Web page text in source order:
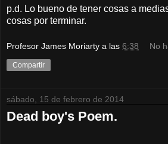
p.d. Lo bueno de tener cosas a
cosas por terminar.
Profesor James Moriarty a las 6:38 No
Compartir
sábado, 15 de febrero de 2014
Dead boy's Poem.